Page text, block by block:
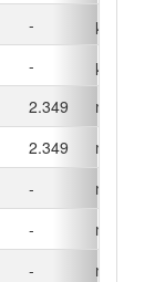
-
µg
-
µg
2.349
mg
2.349
mg
-
mg
-
mg
-
mg